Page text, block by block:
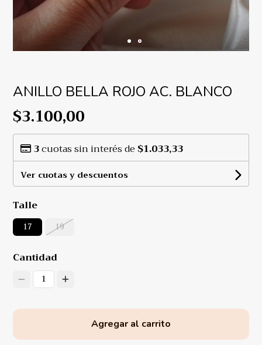
ANILLO BELLA ROJO AC. BLANCO
$3.100,00
3cuotas sin interés de $1.033,33
Ver cuotas y descuentos
Talle
17 19
Cantidad
1
Agregar al carrito